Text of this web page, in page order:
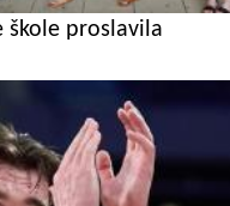
škole proslavila